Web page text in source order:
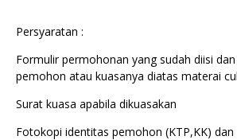
Persyaratan :
Formulir permohonan yang sudah diisi
pemohon atau kuasanya diatas materai
Surat kuasa apabila dikuasakan
Fotokopi identitas pemohon (KTP,KK) dan